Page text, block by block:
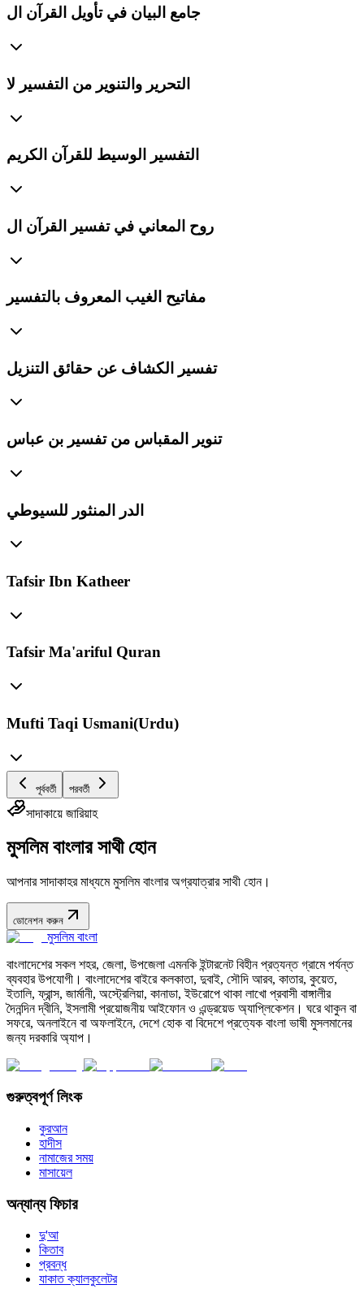
جامع البيان في تأويل القرآن ال
التحرير والتنوير من التفسير لا
التفسير الوسيط للقرآن الكريم
روح المعاني في تفسير القرآن ال
مفاتيح الغيب المعروف بالتفسير
تفسير الكشاف عن حقائق التنزيل
تنوير المقباس من تفسير بن عباس
الدر المنثور للسيوطي
Tafsir Ibn Katheer
Tafsir Ma'ariful Quran
Mufti Taqi Usmani(Urdu)
পূর্ববর্তী পরবর্তী
সাদাকায়ে জারিয়াহ
মুসলিম বাংলার সাথী হোন
আপনার সাদাকাহর মাধ্যমে মুসলিম বাংলার অগ্রযাত্রার সাথী হোন।
ডোনেশন করুন
মুসলিম বাংলা
বাংলাদেশের সকল শহর, জেলা, উপজেলা এমনকি ইন্টারনেট বিহীন প্রত্যন্ত গ্রামে পর্যন্ত
ব্যবহার উপযোগী। বাংলাদেশের বাইরে কলকাতা, দুবাই, সৌদি আরব, কাতার, কুয়েত,
ইতালি, ফ্রান্স, জার্মানী, অস্ট্রেলিয়া, কানাডা, ইউরোপে থাকা লাখো প্রবাসী বাঙ্গালীর
দৈনন্দিন দ্বীনি, ইসলামী প্রয়োজনীয় আইফোন ও এন্ড্রয়েড অ্যাপ্লিকেশন। ঘরে থাকুন বা
সফরে, অনলাইনে বা অফলাইনে, দেশে হোক বা বিদেশে প্রত্যেক বাংলা ভাষী মুসলমানের
জন্য দরকারি অ্যাপ।
গুরুত্বপূর্ণ লিংক
কুরআন
হাদীস
নামাজের সময়
মাসায়েল
অন্যান্য ফিচার
দু'আ
কিতাব
প্রবন্ধ
যাকাত ক্যালকুলেটর